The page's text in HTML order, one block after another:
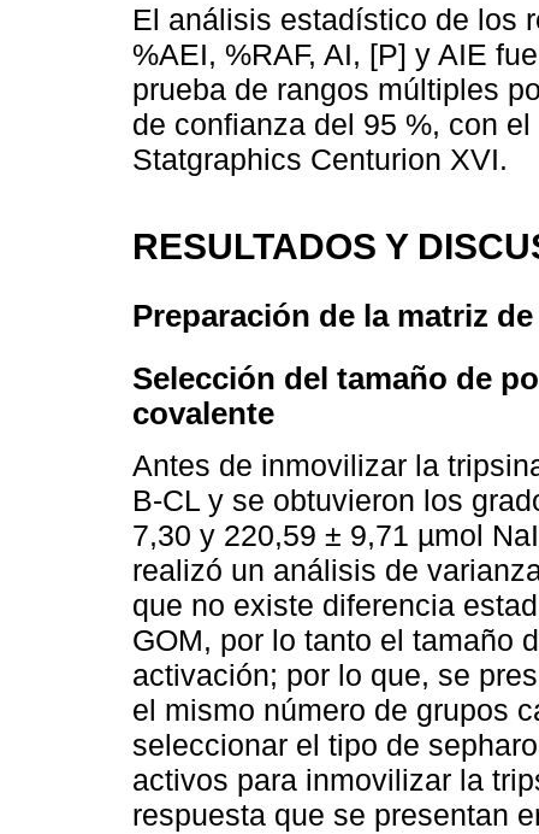
El análisis estadístico de los
%AEI, %RAF, AI, [P] y AIE
prueba de rangos múltiples
de confianza del 95 %, con
Statgraphics Centurion XVI.
RESULTADOS Y
Preparación de la matriz
Selección del tamaño de
covalente
Antes de inmovilizar la
B-CL y se obtuvieron los
7,30 y 220,59 ± 9,71 µmol
realizó un análisis de
que no existe diferencia
GOM, por lo tanto el tamaño
activación; por lo que, se
el mismo número de grupos
seleccionar el tipo de
activos para inmovilizar la
respuesta que se presentan